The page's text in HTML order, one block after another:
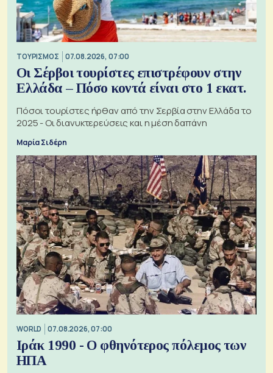
ΤΟΥΡΙΣΜΟΣ 07.08.2026, 07:00
Οι Σέρβοι τουρίστες επιστρέφουν στην
Ελλάδα – Πόσο κοντά είναι στο 1 εκατ.
Πόσοι τουρίστες ήρθαν από την Σερβία στην Ελλάδα το
2025 - Οι διανυκτερεύσεις και η μέση δαπάνη
Μαρία Σιδέρη
WORLD 07.08.2026, 07:00
Ιράκ 1990 - Ο φθηνότερος πόλεμος των
ΗΠΑ